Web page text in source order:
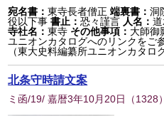
宛名書：東寺長者僧正 端裏書：洞
役以下事書止：恐々謹言 人名：
寺社名：東寺 その他事項： 大師御
ユニオンカタログへのリンクをご
（東大史料編纂所ユニオンカタロ
北条守時請文案
ミ函/19/ 嘉暦3年10月20日 （1328